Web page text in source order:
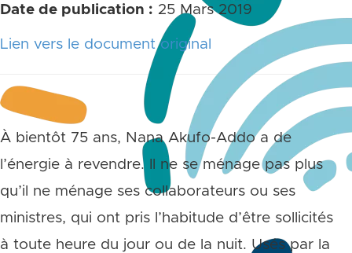
Date de publication : 25 Mars 2019
Lien vers le document original
À bientôt 75 ans, Nana Akufo-Addo a de
l’énergie à revendre. Il ne se ménage pas plus
qu’il ne ménage ses collaborateurs ou ses
ministres, qui ont pris l’habitude d’être sollicités
à toute heure du jour ou de la nuit. Usés par la